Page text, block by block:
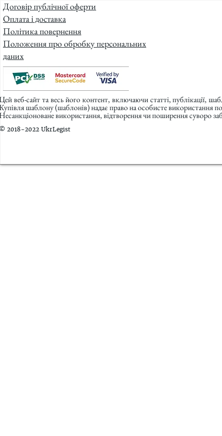
Договір публічної оферти
Оплата і доставка
Політика повернення
Положення про обробку персональних
даних
веб-сайт та весь його контент, включаючи статті, публікації,
шаблону (шаблонів) надає право на особисте використання
використання, відтворення чи поширення суворо
2018-2022 UkrLegist